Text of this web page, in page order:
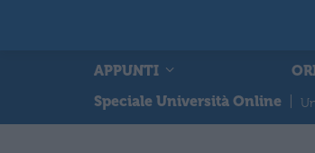
APPUNTI
Speciale Università Online